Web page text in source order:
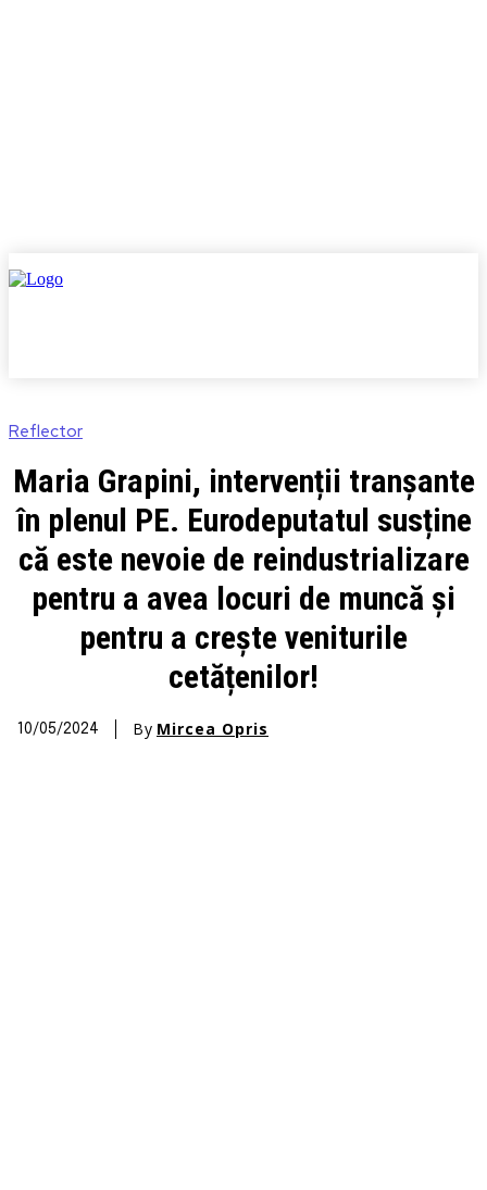
Reflector
Maria Grapini, intervenții tranșante
în plenul PE. Eurodeputatul susține
că este nevoie de reindustrializare
pentru a avea locuri de muncă și
pentru a crește veniturile
cetățenilor!
10/05/2024 By Mircea Opris